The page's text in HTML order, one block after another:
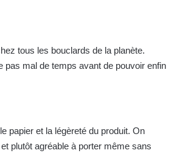
tous les bouclards de la planète.
pas mal de temps avant de pouvoir enfin
papier et la légèreté du produit. On
plutôt agréable à porter même sans